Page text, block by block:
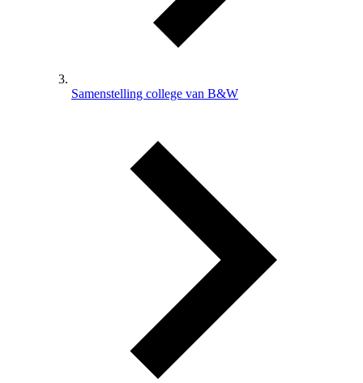
Samenstelling college van B&W